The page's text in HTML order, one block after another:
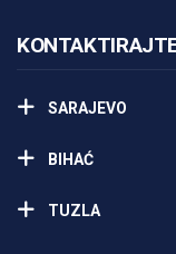
SARAJEVO
BIHAĆ
TUZLA